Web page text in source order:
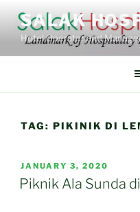
content
SALAK
Hotel Operator and
TAG: PIKINIK DI
POSTED
ON
JANUARY 3, 2020
Piknik Ala Sunda